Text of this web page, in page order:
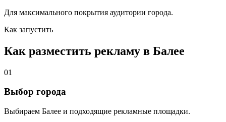
Для максимального покрытия аудитории города.
Как запустить
Как разместить рекламу в Балее
01
Выбор города
Выбираем Балее и подходящие рекламные площадки.